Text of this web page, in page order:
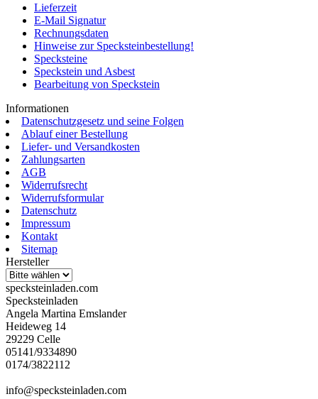
Lieferzeit
E-Mail Signatur
Rechnungsdaten
Hinweise zur Specksteinbestellung!
Specksteine
Speckstein und Asbest
Bearbeitung von Speckstein
Informationen
Datenschutzgesetz und seine Folgen
Ablauf einer Bestellung
Liefer- und Versandkosten
Zahlungsarten
AGB
Widerrufsrecht
Widerrufsformular
Datenschutz
Impressum
Kontakt
Sitemap
Hersteller
specksteinladen.com
Specksteinladen
Angela Martina Emslander
Heideweg 14
29229 Celle
05141/9334890
0174/3822112
info@specksteinladen.com